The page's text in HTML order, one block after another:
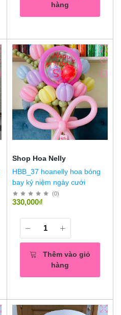
hàng
Shop Hoa Nelly
HBB_37 hoanelly hoa bóng
bay kỷ niệm ngày cưới
(0)
330,000₫
Thêm vào giỏ
hàng